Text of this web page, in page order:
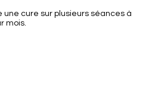
une cure sur plusieurs séances à
mois.